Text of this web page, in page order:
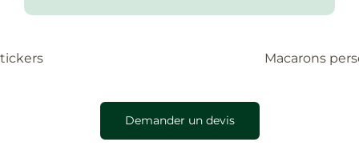
Macarons
Demander un devis